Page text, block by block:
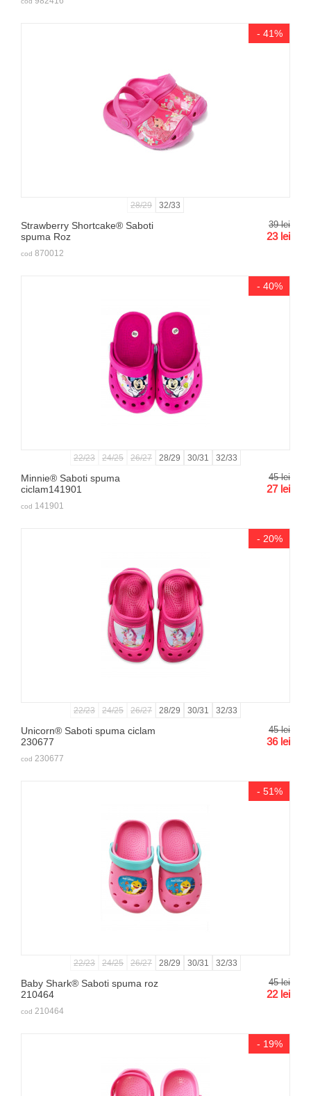
- 41%
28/29 32/33
Strawberry Shortcake® Saboti
spuma Roz
39 lei
23 lei
cod 870012
- 40%
22/23 24/25 26/27 28/29 30/31 32/33
Minnie® Saboti spuma
ciclam141901
45 lei
27 lei
cod 141901
- 20%
22/23 24/25 26/27 28/29 30/31 32/33
Unicorn® Saboti spuma ciclam
230677
45 lei
36 lei
cod 230677
- 51%
22/23 24/25 26/27 28/29 30/31 32/33
Baby Shark® Saboti spuma roz
210464
45 lei
22 lei
cod 210464
- 19%